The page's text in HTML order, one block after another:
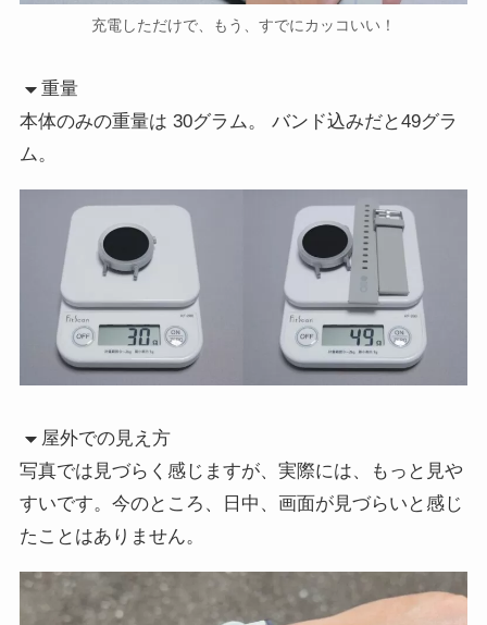
充電しただけで、もう、すでにカッコいい！
重量
本体のみの重量は 30グラム。 バンド込みだと49グラ
ム。
屋外での見え方
写真では見づらく感じますが、実際には、もっと見や
すいです。今のところ、日中、画面が見づらいと感じ
たことはありません。